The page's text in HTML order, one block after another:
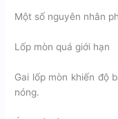
Một số nguyên nhân
Lốp mòn quá giới hạn
Gai lốp mòn khiến độ
nóng.